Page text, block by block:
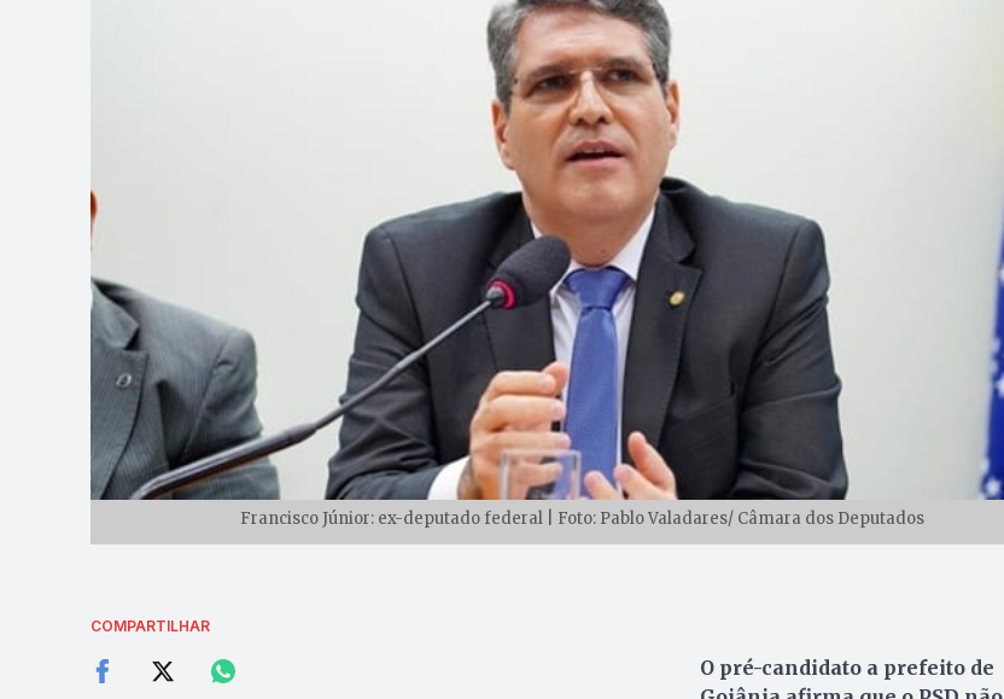
Francisco Júnior: ex-deputado federal | Foto: Pablo Valadares/ Câmara dos Deputados
COMPARTILHAR
O pré-candidato a prefeito de